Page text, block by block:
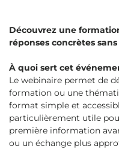
Découvrez une
réponses concrètes
À quoi sert cet
Le webinaire permet de
formation ou une
format simple et
particulièrement utile
première information
ou un échange plus